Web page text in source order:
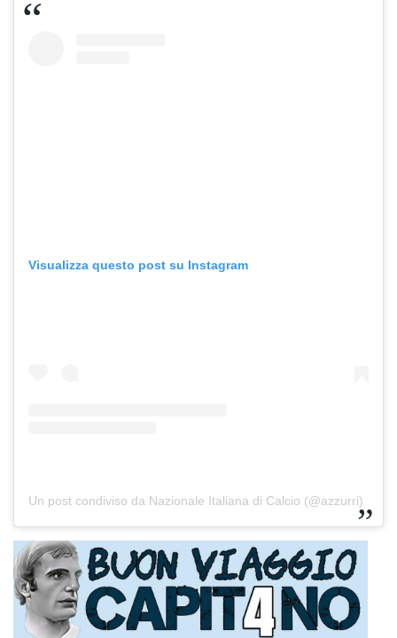
Visualizza questo post su Instagram
Un post condiviso da Nazionale Italiana di Calcio (@azzurri)